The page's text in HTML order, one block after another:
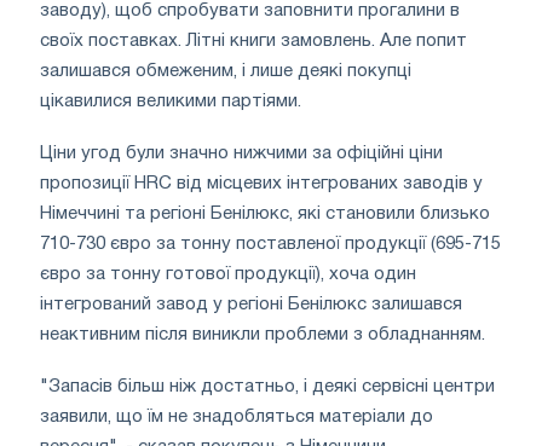
заводу), щоб спробувати заповнити прогалини в
своїх поставках. Літні книги замовлень. Але попит
залишався обмеженим, і лише деякі покупці
цікавилися великими партіями.
Ціни угод були значно нижчими за офіційні ціни
пропозиції HRC від місцевих інтегрованих заводів у
Німеччині та регіоні Бенілюкс, які становили близько
710-730 євро за тонну поставленої продукції (695-715
євро за тонну готової продукції), хоча один
інтегрований завод у регіоні Бенілюкс залишався
неактивним після виникли проблеми з обладнанням.
"Запасів більш ніж достатньо, і деякі сервісні центри
заявили, що їм не знадобляться матеріали до